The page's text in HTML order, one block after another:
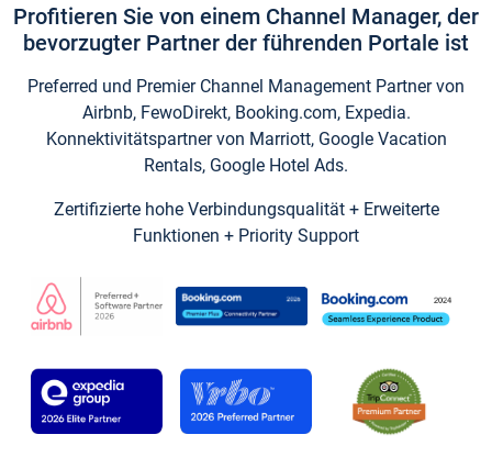
Profitieren Sie von einem Channel Manager, der
bevorzugter Partner der führenden Portale ist
Preferred und Premier Channel Management Partner von
Airbnb, FewoDirekt, Booking.com, Expedia.
Konnektivitätspartner von Marriott, Google Vacation
Rentals, Google Hotel Ads.
Zertifizierte hohe Verbindungsqualität + Erweiterte
Funktionen + Priority Support